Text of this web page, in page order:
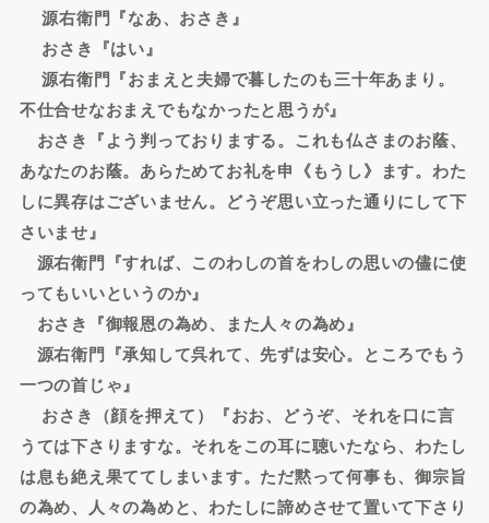
源右衛門『なあ、おさき』
おさき『はい』
源右衛門『おまえと夫婦で暮したのも三十年あまり。
不仕合せなおまえでもなかったと思うが』
おさき『よう判っておりまする。これも仏さまのお蔭、
あなたのお蔭。あらためてお礼を申《もうし》ます。わた
しに異存はございません。どうぞ思い立った通りにして下
さいませ』
源右衛門『すれば、このわしの首をわしの思いの儘に使
ってもいいというのか』
おさき『御報恩の為め、また人々の為め』
源右衛門『承知して呉れて、先ずは安心。ところでもう
一つの首じゃ』
おさき（顔を押えて）『おお、どうぞ、それを口に言
うては下さりますな。それをこの耳に聴いたなら、わたし
は息も絶え果ててしまいます。ただ黙って何事も、御宗旨
の為め、人々の為めと、わたしに諦めさせて置いて下さり